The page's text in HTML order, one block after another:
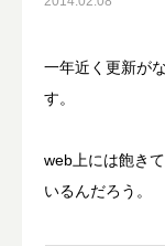
一年近く更新が
す。
web上には飽き
いるんだろう。
日日是好日
ご相談のご予約